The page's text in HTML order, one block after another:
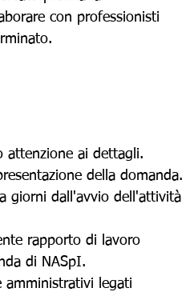
con professionisti
attenzione ai dettagli.
della domanda.
giorni dall'avvio dell'attività
rapporto di lavoro
di NASpI.
amministrativi legati